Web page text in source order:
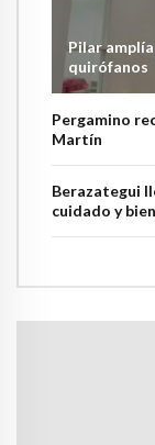
Pilar
quirófanos
Pergamino
Martín
Berazategui
cuidado y